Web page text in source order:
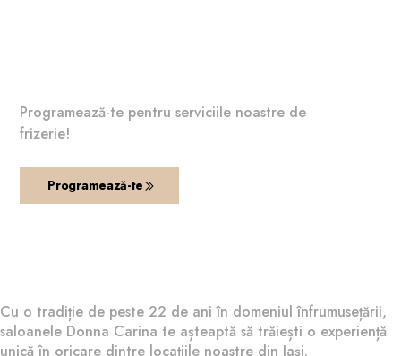
Programează-te pentru serviciile noastre de
frizerie!
Programează-te
Cu o tradiție de peste 22 de ani în domeniul înfrumusețării,
saloanele Donna Carina te așteaptă să trăiești o experiență
unică în oricare dintre locațiile noastre din Iași.